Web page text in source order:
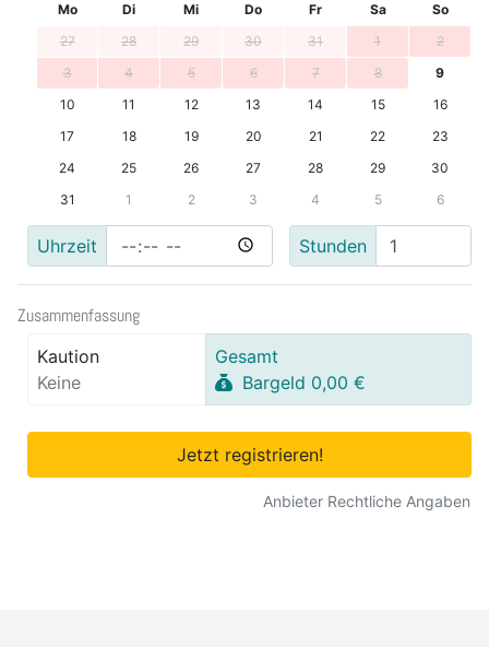
Mo
Di Mi Do Fr Sa
So
27
28 29 30 31 1
2
3
4 5 6 7 8
9
10
11 12 13 14 15
16
17
18 19 20 21 22
23
24
25 26 27 28 29
30
31
1 2 3 4 5 6
Uhrzeit Stunden
Zusammenfassung
Kaution
Keine
Gesamt
Bargeld 0,00 €
Jetzt registrieren!
Anbieter Rechtliche Angaben